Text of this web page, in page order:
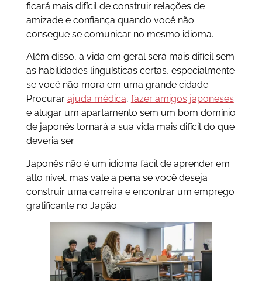
ficará mais difícil de construir relações de
amizade e confiança quando você não
consegue se comunicar no mesmo idioma.
Além disso, a vida em geral será mais difícil sem
as habilidades linguísticas certas, especialmente
se você não mora em uma grande cidade.
Procurar ajuda médica, fazer amigos japoneses
e alugar um apartamento sem um bom domínio
de japonês tornará a sua vida mais difícil do que
deveria ser.
Japonês não é um idioma fácil de aprender em
alto nível, mas vale a pena se você deseja
construir uma carreira e encontrar um emprego
gratificante no Japão.